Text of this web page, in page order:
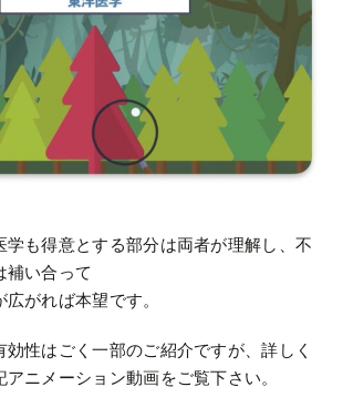
学も得意とする部分は両者が理解し、不
補い合って
がれば本望です。
性はごく一部のご紹介ですが、詳しく
ニメーション動画をご覧下さい。